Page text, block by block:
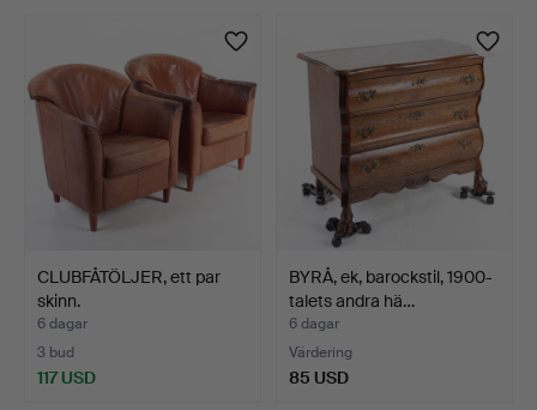
CLUBFÅTÖLJER, ett par
skinn.
6 dagar
3 bud
117 USD
BYRÅ, ek, barockstil, 1900-
talets andra hä…
6 dagar
Värdering
85 USD